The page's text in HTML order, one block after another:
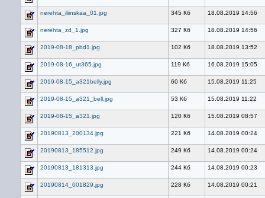
nerehta_iliinskaa_01.jpg 345 Кб 18.08.2019 14:56
nerehta_zd_1.jpg 327 Кб 18.08.2019 14:56
2019-08-18_pbd1.jpg 102 Кб 18.08.2019 13:52
2019-08-16_ut365.jpg 119 Кб 16.08.2019 15:05
2019-08-15_a321belly.jpg 60 Кб 15.08.2019 11:25
2019-08-15_a321_bell.jpg 53 Кб 15.08.2019 11:22
2019-08-15_a321.jpg 120 Кб 15.08.2019 08:57
20190813_200134.jpg 221 Кб 14.08.2019 00:24
20190813_185512.jpg 249 Кб 14.08.2019 00:24
20190813_181313.jpg 244 Кб 14.08.2019 00:23
20190814_001829.jpg 228 Кб 14.08.2019 00:21